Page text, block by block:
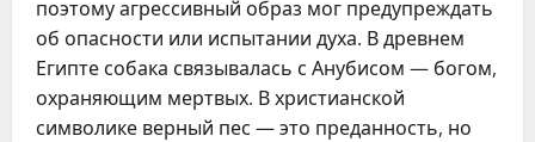
поэтому агрессивный образ мог предупреждать
об опасности или испытании духа. В древнем
Египте собака связывалась с Анубисом — богом,
охраняющим мертвых. В христианской
символике верный пес — это преданность, но